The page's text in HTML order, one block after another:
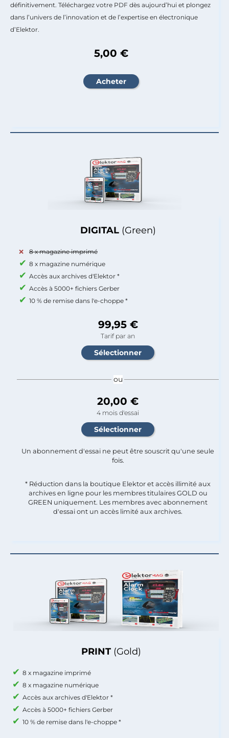
PRINT (Gold)
8 x magazine imprimé
8 x magazine numérique
Accès aux archives d'Elektor *
Accès à 5000+ fichiers Gerber
10 % de remise dans l'e-choppe *
DIGITAL (Green)
8 x magazine imprimé
8 x magazine numérique
Accès aux archives d'Elektor *
Accès à 5000+ fichiers Gerber
10 % de remise dans l'e-choppe *
99,95 €
Tarif par an
ou
20,00 €
4 mois d'essai
Un abonnement d'essai ne peut être souscrit qu'une seule
fois.​
* Réduction dans la boutique Elektor et accès illimité aux
archives en ligne pour les membres titulaires GOLD ou
GREEN uniquement. Les membres avec abonnement
d'essai ont un accès limité aux archives.
définitivement. Téléchargez votre PDF dès aujourd’hui et plongez
dans l’univers de l’innovation et de l’expertise en électronique
d’Elektor.
5,00 €